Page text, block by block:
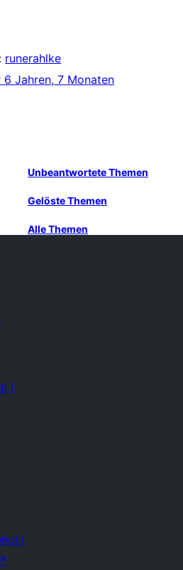
runerahlke
6 Jahren, 7 Monaten
Unbeantwortete Themen
Gelöste Themen
Alle Themen